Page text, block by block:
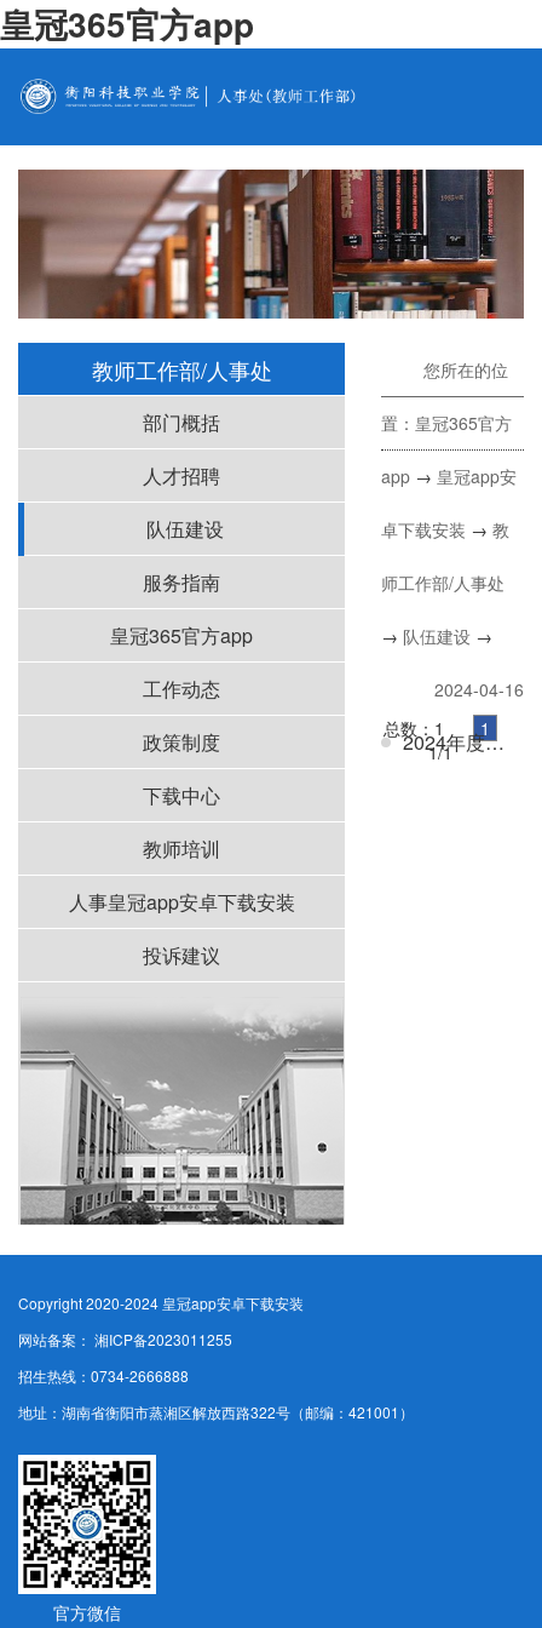
皇冠365官方app
教师工作部/人事处
部门概括
人才招聘
队伍建设
服务指南
皇冠365官方app
工作动态
政策制度
下载中心
教师培训
人事皇冠app安卓下载安装
投诉建议
您所在的位
置： 皇冠365官方
app → 皇冠app安
卓下载安装 → 教
师工作部/人事处
→ 队伍建设 →
队伍建设
2024-04-16
2024年度湖南省普通高校青年骨干教师培养对象推荐人选公示
总数：1
1
1/1
Copyright 2020-2024 皇冠app安卓下载安装
网站备案： 湘ICP备2023011255
招生热线：0734-2666888
地址：湖南省衡阳市蒸湘区解放西路322号（邮编：421001）
官方微信